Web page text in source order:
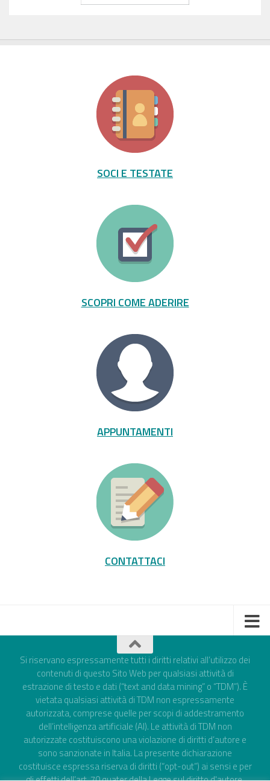
SOCI E TESTATE
SCOPRI COME ADERIRE
APPUNTAMENTI
CONTATTACI
Si riservano espressamente tutti i diritti relativi all’utilizzo dei
contenuti di questo Sito Web per qualsiasi attività di
estrazione di testo e dati (“text and data mining” o “TDM”). È
vietata qualsiasi attività di TDM non espressamente
autorizzata, comprese quelle per scopi di addestramento
dell’intelligenza artificiale (AI). Le attività di TDM non
autorizzate costituiscono una violazione di diritti d’autore e
sono sanzionate in Italia. La presente dichiarazione
costituisce espressa riserva di diritti (“opt-out”) ai sensi e per